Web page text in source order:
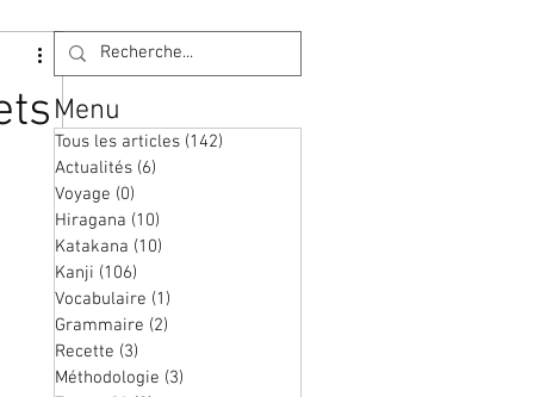
Menu
Tous les articles (142)
Actualités (6)
Voyage (0)
Hiragana (10)
Katakana (10)
Kanji (106)
Vocabulaire (1)
Grammaire (2)
Recette (3)
Méthodologie (3)